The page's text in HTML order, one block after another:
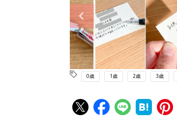
0歳 1歳 2歳 3歳